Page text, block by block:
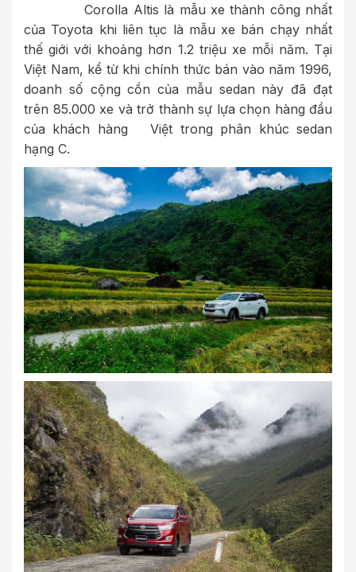
Corolla Altis là mẫu xe thành công nhất
của Toyota khi liên tục là mẫu xe bán chạy nhất
thế giới với khoảng hơn 1.2 triệu xe mỗi năm. Tại
Việt Nam, kể từ khi chính thức bán vào năm 1996,
doanh số cộng cồn của mẫu sedan này đã đạt
trên 85.000 xe và trở thành sự lựa chọn hàng đầu
của khách hàng Việt trong phân khúc sedan
hạng C.